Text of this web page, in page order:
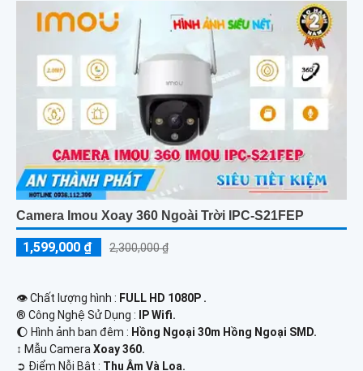
Camera Imou Xoay 360 Ngoài Trời IPC-S21FEP
1,599,000 ₫ 2,300,000 ₫
👁 Chất lượng hình : FULL HD 1080P .
®️ Công Nghệ Sử Dụng :
IP Wifi.
🌔 Hình ảnh ban đêm : Hồng Ngoại 30m Hồng Ngoại SMD.
↕️ Mẫu Camera Xoay 360.
️➲ Điểm Nỗi Bật : Thu Âm Và Loa.